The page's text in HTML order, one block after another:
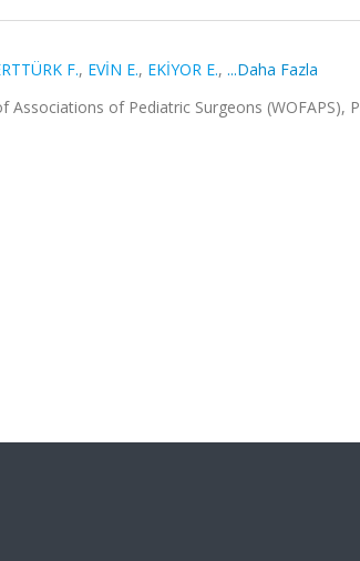
F., EVİN E., EKİYOR E., ...Daha Fazla
of Pediatric Surgeons (WOFAPS),